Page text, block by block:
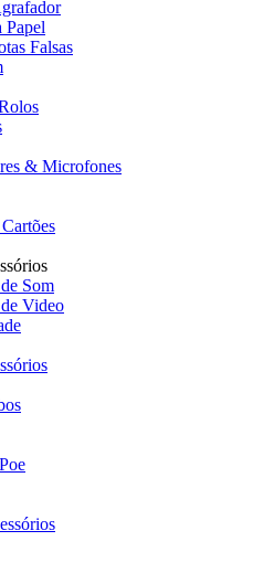
Papel
Falsas
& Microfones
Som
Video